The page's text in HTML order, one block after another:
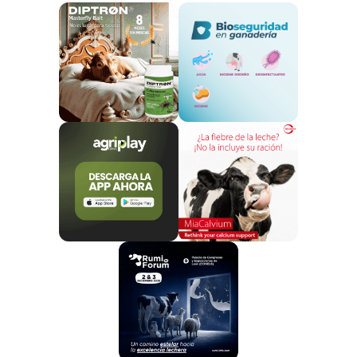
Problemas que se pretenden
solucionar con la modificación
Real Decreto 496/2024, aprobado en mayo,
estableció un marco regulador para la alimentación
de animales conpiensos de origen animal
conforme a la normativa europea. Sin embargo,
durante su implementación, se identificaron aspectos
que requieren ajustes para facilitar su aplicación en el
Las modificaciones propuestas tienen como
propósito principal:
Ampliar las excepciones en el transporte
materias primas y piensos compuestos en
territorio nacional.
Incluir nuevos centros de limpieza de
que transportan estos productos,